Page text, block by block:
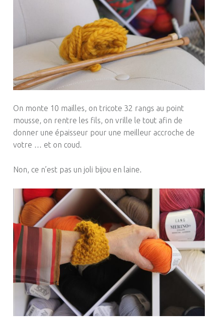
On monte 10 mailles, on tricote 32 rangs au point
mousse, on rentre les fils, on vrille le tout afin de
donner une épaisseur pour une meilleur accroche de
votre … eton coud.
Non, ce n’est pas un joli bijou en laine.